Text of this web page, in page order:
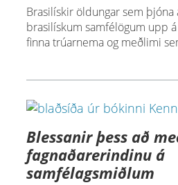
Brasilískir öldungar sem þjóna
brasilískum samfélögum upp
finna trúarnema og meðlimi
Blessanir þess að
fagnaðarerindinu á
samfélagsmiðlum